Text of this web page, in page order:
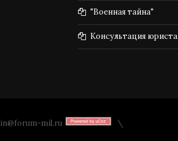
"Военная тайна"
Консультация юриста
mil.ru